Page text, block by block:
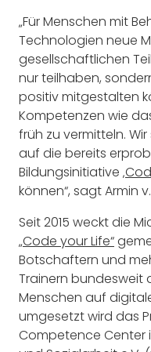
„Für Menschen mit
Technologien neue
gesellschaftlichen
nur teilhaben,
positiv mitgestalten
Kompetenzen wie
früh zu vermitteln.
auf die bereits
Bildungsinitiative
können“, sagt Armin
Seit 2015 weckt die
„Code your Life“
Botschaftern und
Trainern bundesweit
Menschen auf
umgesetzt wird das
Competence Center